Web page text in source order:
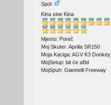
Spol:
Kina sine Kina
Mjesto: Poreč
Moj Skuter: Aprilia SR150
Moja Kaciga: AGV K3 Donkey
MojSetup: bit će aBd
MojSpuh: Giannelli Freeway